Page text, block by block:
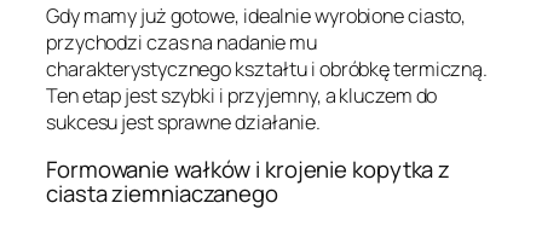
Gdy mamy już gotowe, idealnie wyrobione ciasto,
przychodzi czas na nadanie mu
charakterystycznego kształtu i obróbkę termiczną.
Ten etap jest szybki i przyjemny, a kluczem do
sukcesu jest sprawne działanie.
Formowanie wałków i krojenie kopytka z
ciasta ziemniaczanego